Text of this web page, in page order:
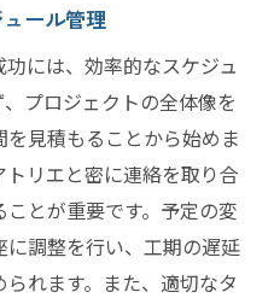
ール管理
には、効率的なスケジュ
プロジェクトの全体像を
見積もることから始めま
リエと密に連絡を取り合
とが重要です。予定の変
調整を行い、工期の遅延
れます。また、適切なタ